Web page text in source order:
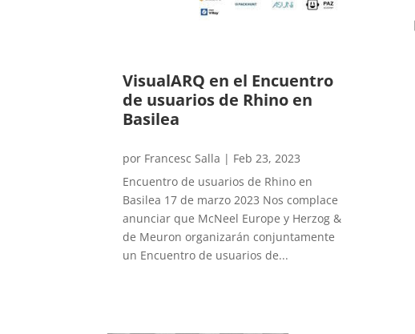
VisualARQ en el Encuentro
de usuarios de Rhino en
Basilea
por Francesc Salla | Feb 23, 2023
Encuentro de usuarios de Rhino en
Basilea 17 de marzo 2023 Nos complace
anunciar que McNeel Europe y Herzog &
de Meuron organizarán conjuntamente
un Encuentro de usuarios de...